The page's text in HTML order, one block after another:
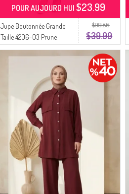
$99.86
$39.99
Jupe Boutonnée Grande
Taille 4206-03 Prune
POUR AUJOURD HUI $23.99